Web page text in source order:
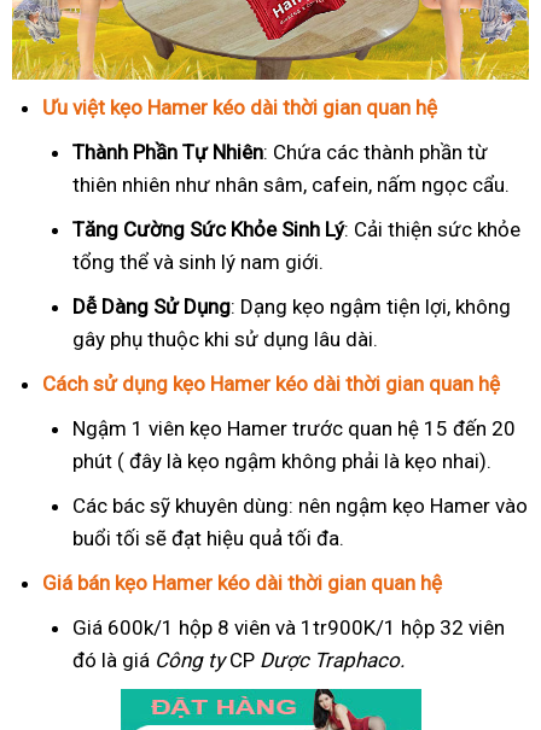
Ưu việt kẹo Hamer kéo dài thời gian quan hệ
Thành Phần Tự Nhiên: Chứa các thành phần từ
thiên nhiên như nhân sâm, cafein, nấm ngọc cẩu.
Tăng Cường Sức Khỏe Sinh Lý: Cải thiện sức khỏe
tổng thể và sinh lý nam giới.
Dễ Dàng Sử Dụng: Dạng kẹo ngậm tiện lợi, không
gây phụ thuộc khi sử dụng lâu dài.
Cách sử dụng kẹo Hamer kéo dài thời gian quan hệ
Ngậm 1 viên kẹo Hamer trước quan hệ 15 đến 20
phút ( đây là kẹo ngậm không phải là kẹo nhai).
Các bác sỹ khuyên dùng: nên ngậm kẹo Hamer vào
buổi tối sẽ đạt hiệu quả tối đa.
Giá bán kẹo Hamer kéo dài thời gian quan hệ
Giá 600k/1 hộp 8 viên và 1tr900K/1 hộp 32 viên
đó là giá Công tyCP Dược Traphaco.